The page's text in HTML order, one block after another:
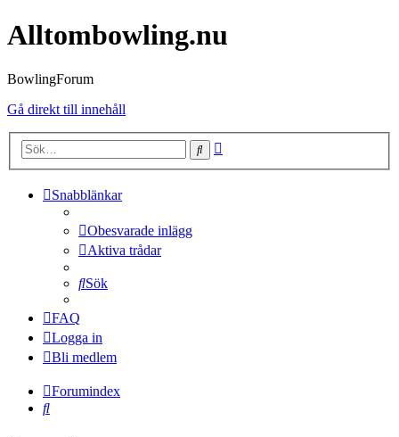
Alltombowling.nu
BowlingForum
Gå direkt till innehåll
Sök
Snabblänkar
Obesvarade inlägg
Aktiva trådar
Sök
FAQ
Logga in
Bli medlem
Forumindex
Sök